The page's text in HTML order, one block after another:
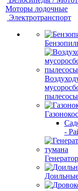
Моторы лодочные
Электротранспорт
пылесосы
-